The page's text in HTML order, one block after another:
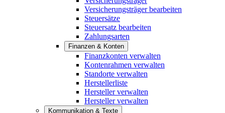
Versicherungsträger bearbeiten
Steuersätze
Steuersatz bearbeiten
Zahlungsarten
Finanzen & Konten
Finanzkonten verwalten
Kontenrahmen verwalten
Standorte verwalten
Herstellerliste
Hersteller verwalten
Hersteller verwalten
Kommunikation & Texte